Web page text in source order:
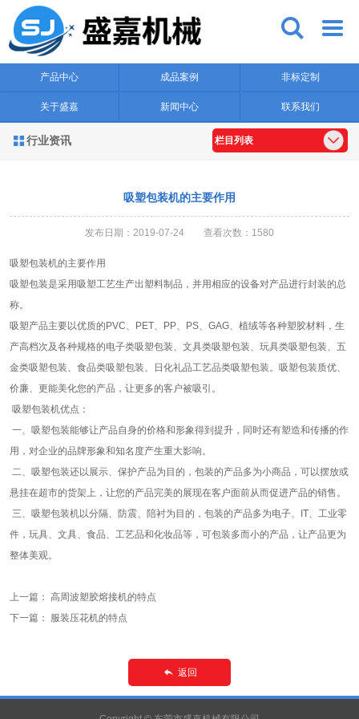
 
产品中心 成品案例 非标定制
关于盛嘉 新闻中心 联系我们
 行业资讯 栏目列表
吸塑包装机的主要作用
发布日期：2019-07-24 查看次数：1580
吸塑包装机的主要作用
吸塑包装是采用吸塑工艺生产出塑料制品，并用相应的设备对产品进行封装的总
称。
吸塑产品主要以优质的PVC、PET、PP、PS、GAG、植绒等各种塑胶材料，生
产高档次及各种规格的电子类吸塑包装、文具类吸塑包装、玩具类吸塑包装、五
金类吸塑包装、食品类吸塑包装、日化礼品工艺品类吸塑包装。吸塑包装质优、
价廉、更能美化您的产品，让更多的客户被吸引。
吸塑包装机优点：
一、吸塑包装能够让产品自身的价格和形象得到提升，同时还有塑造和传播的作
用，对企业的品牌形象和知名度产生重大影响。
二、吸塑包装还以展示、保护产品为目的，包装的产品多为小商品，可以摆放或
悬挂在超市的货架上，让您的产品完美的展现在客户面前从而促进产品的销售。
三、吸塑包装机以分隔、防震、陪衬为目的，包装的产品多为电子、IT、工业零
件，玩具、文具、食品、工艺品和化妆品等，可包装多而小的产品，让产品更为
整体美观。
上一篇： 高周波塑胶熔接机的特点
下一篇： 服装压花机的特点
 返回